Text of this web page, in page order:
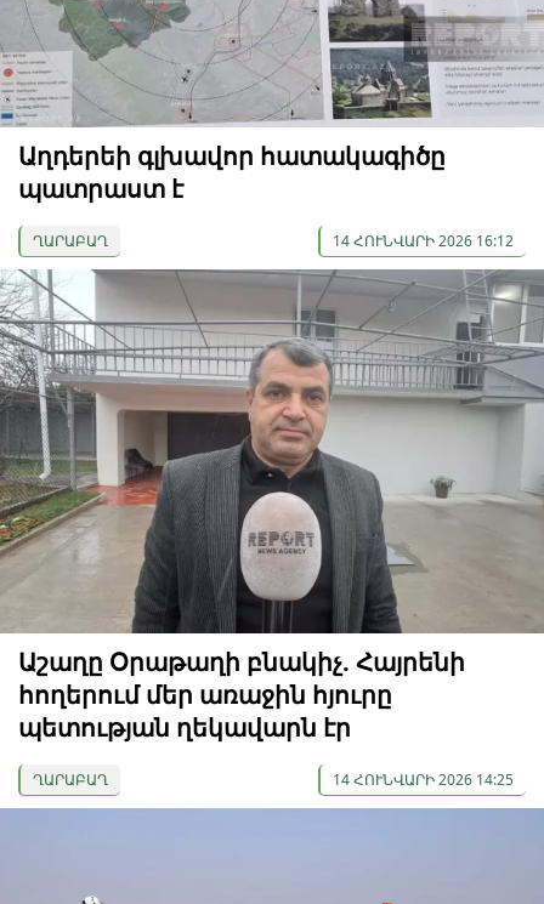
Աղդերեի գլխավոր հատակագիծը
պատրաստ է
ՂԱՐԱԲԱՂ 14 ՀՈՒՆՎԱՐԻ 2026 16:12
Աշաղը Օրաթաղի բնակիչ. Հայրենի
հողերում մեր առաջին հյուրը
պետության ղեկավարն էր
ՂԱՐԱԲԱՂ 14 ՀՈՒՆՎԱՐԻ 2026 14:25